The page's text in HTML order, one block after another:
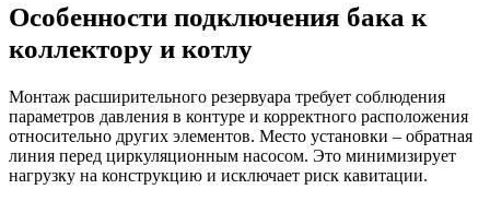
Особенности подключения бака к
коллектору и котлу
Монтаж расширительного резервуара требует соблюдения
параметров давления в контуре и корректного расположения
относительно других элементов. Место установки – обратная
линия перед циркуляционным насосом. Это минимизирует
нагрузку на конструкцию и исключает риск кавитации.